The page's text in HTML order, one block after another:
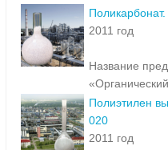
2011 год
Название
Полиэтилен
020
2011 год